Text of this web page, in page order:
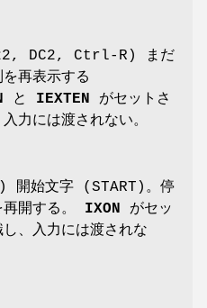
DC2, Ctrl-R) まだ
再表示する
と IEXTEN がセットさ
力には渡されない。
始文字 (START)。停
再開する。 IXON がセッ
し、入力には渡されな